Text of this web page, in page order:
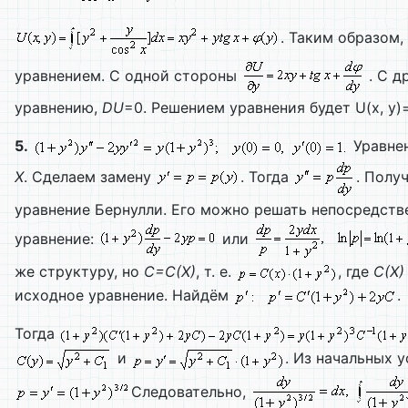
. Таким образом,
уравнением. С одной стороны
. С
уравнению, DU=0. Решением уравнения будет U(x,
5.
X. Сделаем замену . Тогда
.
уравнение Бернулли. Его можно решать
уравнение:
или
же структуру, но C=C(X), т. е. , где C(X)
исходное уравнение. Найдём
.
Тогда
и
. Из начальных
Следовательно,